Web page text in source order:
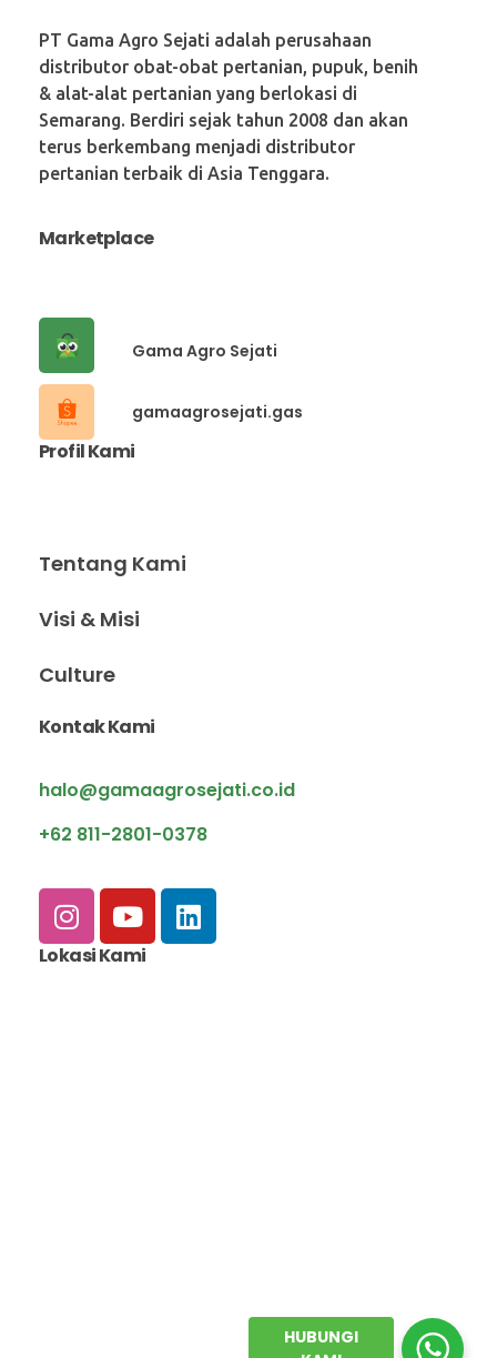
PT Gama Agro Sejati adalah perusahaan
distributor obat-obat pertanian, pupuk, benih
& alat-alat pertanian yang berlokasi di
Semarang. Berdiri sejak tahun 2008 dan akan
terus berkembang menjadi distributor
pertanian terbaik di Asia Tenggara.
Marketplace
Gama Agro Sejati
gamaagrosejati.gas
Profil Kami
Tentang Kami
Visi & Misi
Culture
Kontak Kami
halo@gamaagrosejati.co.id
+62 811-2801-0378
Lokasi Kami
HUBUNGI